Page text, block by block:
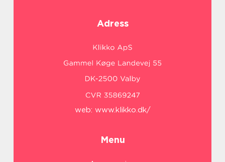
Adress
web: www.klikko.dk/
Menu